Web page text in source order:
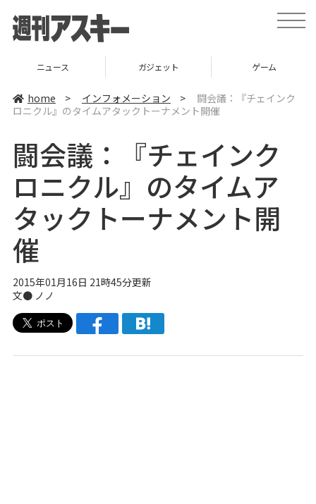
t
o
v
ニュース ガジェット ゲーム
home > インフォメーション >
闘会議：『チェインク
ロニクル』のタイムアタックトーナメント開催
闘会議：『チェインク
ロニクル』のタイムア
タックトーナメント開
催
2015年01月16日 21時45分更新
文● ノノ